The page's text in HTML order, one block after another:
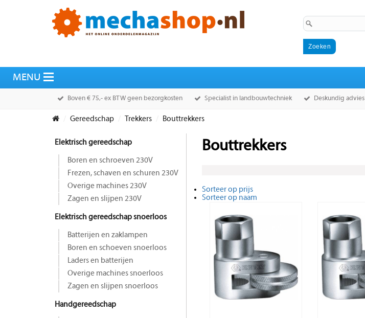
Boven € 75,- ex BTW geen bezorgkosten Specialist in landbouwtechniek Deskundig advies
Gereedschap Trekkers Bouttrekkers
Elektrisch gereedschap
Boren en schroeven 230V
Frezen, schaven en schuren 230V
Overige machines 230V
Zagen en slijpen 230V
Elektrisch gereedschap snoerloos
Batterijen en zaklampen
Boren en schoeven snoerloos
Laders en batterijen
Overige machines snoerloos
Zagen en slijpen snoerloos
Handgereedschap
Bouttrekkers
Sorteer op prijs
Sorteer op naam